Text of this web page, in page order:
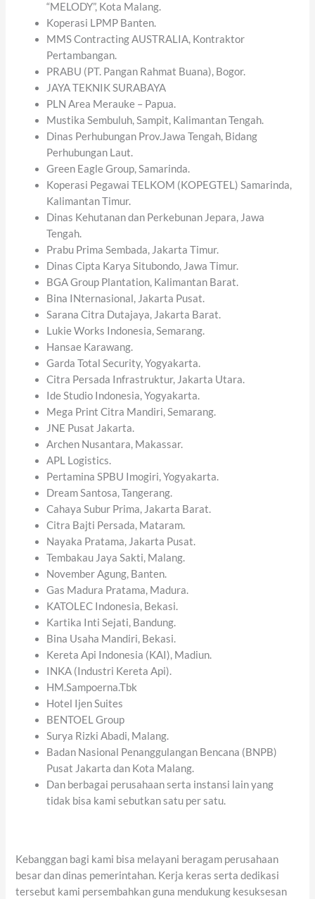
“MELODY”, Kota Malang.
Koperasi LPMP Banten.
MMS Contracting AUSTRALIA, Kontraktor
Pertambangan.
PRABU (PT. Pangan Rahmat Buana), Bogor.
JAYA TEKNIK SURABAYA
PLN Area Merauke – Papua.
Mustika Sembuluh, Sampit, Kalimantan Tengah.
Dinas Perhubungan Prov.Jawa Tengah, Bidang
Perhubungan Laut.
Green Eagle Group, Samarinda.
Koperasi Pegawai TELKOM (KOPEGTEL) Samarinda,
Kalimantan Timur.
Dinas Kehutanan dan Perkebunan Jepara, Jawa
Tengah.
Prabu Prima Sembada, Jakarta Timur.
Dinas Cipta Karya Situbondo, Jawa Timur.
BGA Group Plantation, Kalimantan Barat.
Bina INternasional, Jakarta Pusat.
Sarana Citra Dutajaya, Jakarta Barat.
Lukie Works Indonesia, Semarang.
Hansae Karawang.
Garda Total Security, Yogyakarta.
Citra Persada Infrastruktur, Jakarta Utara.
Ide Studio Indonesia, Yogyakarta.
Mega Print Citra Mandiri, Semarang.
JNE Pusat Jakarta.
Archen Nusantara, Makassar.
APL Logistics.
Pertamina SPBU Imogiri, Yogyakarta.
Dream Santosa, Tangerang.
Cahaya Subur Prima, Jakarta Barat.
Citra Bajti Persada, Mataram.
Nayaka Pratama, Jakarta Pusat.
Tembakau Jaya Sakti, Malang.
November Agung, Banten.
Gas Madura Pratama, Madura.
KATOLEC Indonesia, Bekasi.
Kartika Inti Sejati, Bandung.
Bina Usaha Mandiri, Bekasi.
Kereta Api Indonesia (KAI), Madiun.
INKA (Industri Kereta Api).
HM.Sampoerna.Tbk
Hotel Ijen Suites
BENTOEL Group
Surya Rizki Abadi, Malang.
Badan Nasional Penanggulangan Bencana (BNPB)
Pusat Jakarta dan Kota Malang.
Dan berbagai perusahaan serta instansi lain yang
tidak bisa kami sebutkan satu per satu.
Kebanggan bagi kami bisa melayani beragam perusahaan
besar dan dinas pemerintahan. Kerja keras serta dedikasi
tersebut kami persembahkan guna mendukung kesuksesan